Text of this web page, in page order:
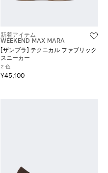
新着アイテム
WEEKEND MAX MARA
[ザンブラ] テクニカル ファブリック
スニーカー
2 色
¥45,100